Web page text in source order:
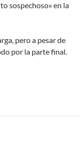
sospechoso» en la
pero a pesar de
por la parte final.